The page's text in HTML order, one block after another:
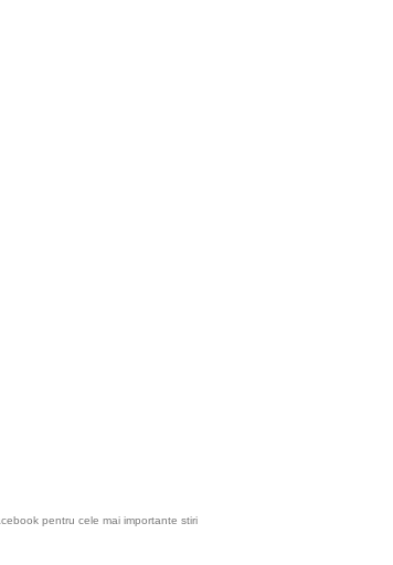
pentru cele mai importante stiri